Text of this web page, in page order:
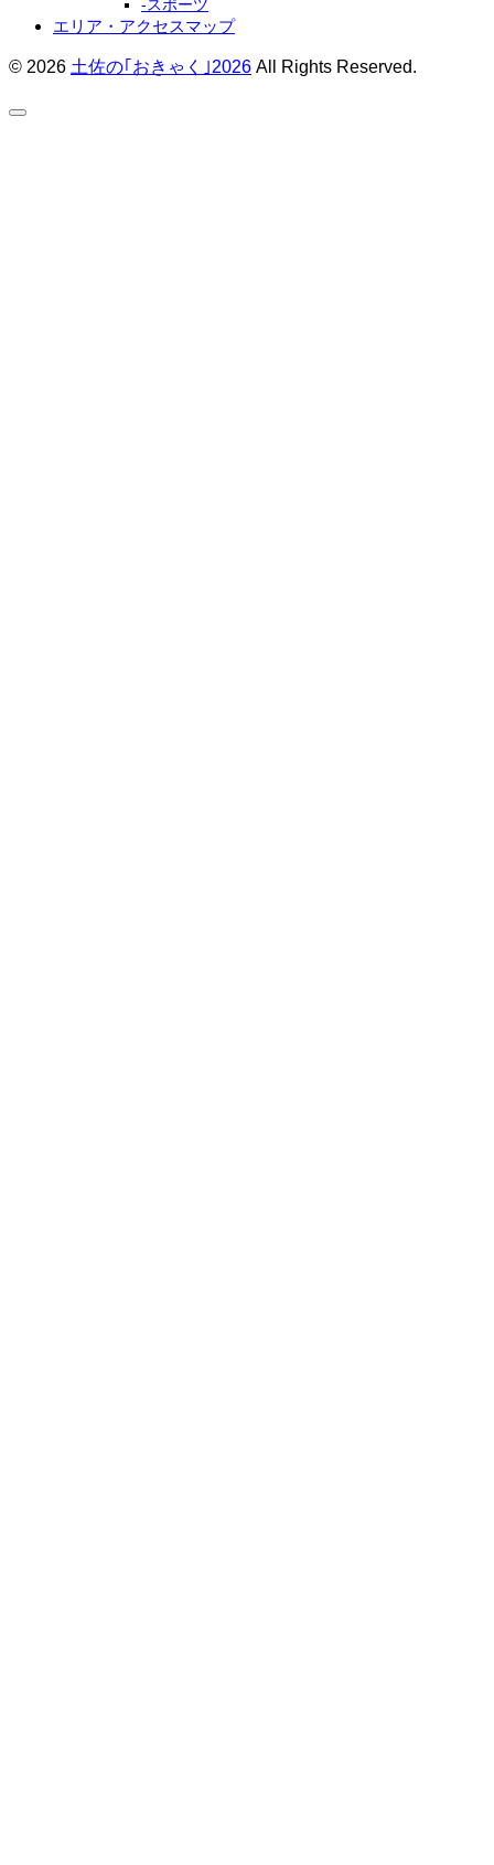
-スポーツ
エリア・アクセスマップ
© 2026 土佐の｢おきゃく｣2026 All Rights Reserved.